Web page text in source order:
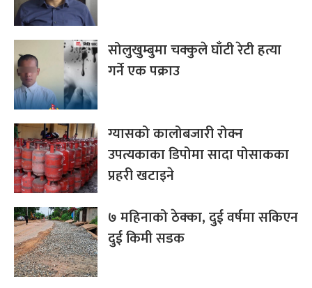
सोलुखुम्बुमा चक्कुले घाँटी रेटी हत्या
गर्ने एक पक्राउ
ग्यासको कालोबजारी रोक्न
उपत्यकाका डिपोमा सादा पोसाकका
प्रहरी खटाइने
७ महिनाको ठेक्का, दुई वर्षमा सकिएन
दुई किमी सडक